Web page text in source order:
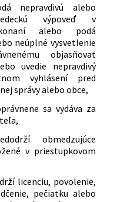
nepravdivú alebo
výpoveď v
alebo podá
neúplné vysvetlenie
objasňovať
uvedie nepravdivý
vyhlásení pred
správy alebo obce,
sa vydáva za
obmedzujúce
v priestupkovom
licenciu, povolenie,
pečiatku alebo